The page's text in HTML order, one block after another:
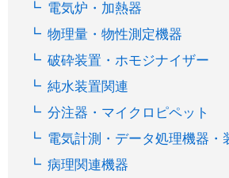
電気炉・加熱器
物理量・物性測定機器
破砕装置・ホモジナイザー
純水装置関連
分注器・マイクロピペット
電気計測・データ処理機器・
病理関連機器